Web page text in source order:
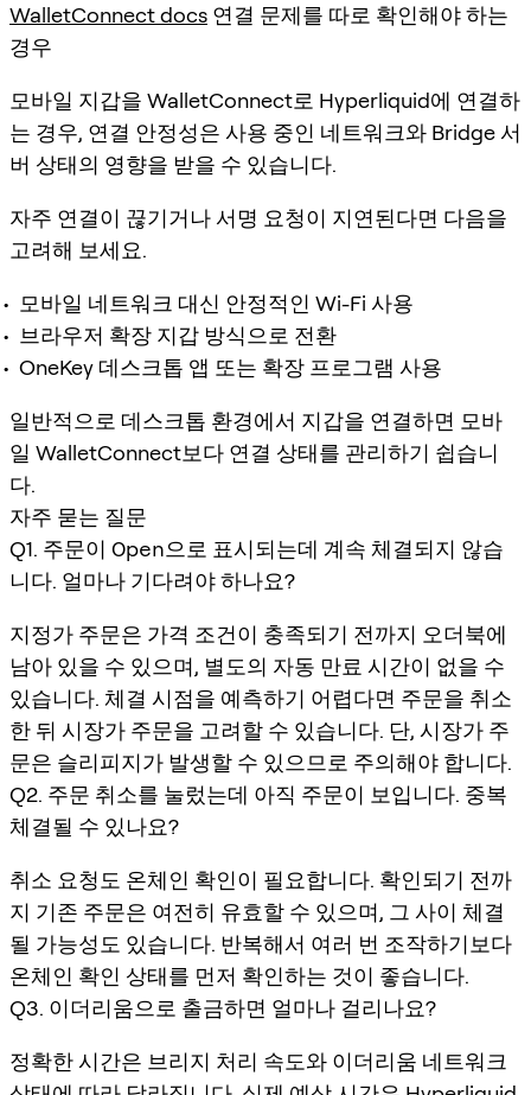
WalletConnect docs 연결 문제를 따로 확인해야 하는
경우
모바일 지갑을 WalletConnect로 Hyperliquid에 연결하
는 경우, 연결 안정성은 사용 중인 네트워크와 Bridge 서
버 상태의 영향을 받을 수 있습니다.
자주 연결이 끊기거나 서명 요청이 지연된다면 다음을
고려해 보세요.
모바일 네트워크 대신 안정적인 Wi-Fi 사용
브라우저 확장 지갑 방식으로 전환
OneKey 데스크톱 앱 또는 확장 프로그램 사용
일반적으로 데스크톱 환경에서 지갑을 연결하면 모바
일 WalletConnect보다 연결 상태를 관리하기 쉽습니
다.
자주 묻는 질문
Q1. 주문이 Open으로 표시되는데 계속 체결되지 않습
니다. 얼마나 기다려야 하나요?
지정가 주문은 가격 조건이 충족되기 전까지 오더북에
남아 있을 수 있으며, 별도의 자동 만료 시간이 없을 수
있습니다. 체결 시점을 예측하기 어렵다면 주문을 취소
한 뒤 시장가 주문을 고려할 수 있습니다. 단, 시장가 주
문은 슬리피지가 발생할 수 있으므로 주의해야 합니다.
Q2. 주문 취소를 눌렀는데 아직 주문이 보입니다. 중복
체결될 수 있나요?
취소 요청도 온체인 확인이 필요합니다. 확인되기 전까
지 기존 주문은 여전히 유효할 수 있으며, 그 사이 체결
될 가능성도 있습니다. 반복해서 여러 번 조작하기보다
온체인 확인 상태를 먼저 확인하는 것이 좋습니다.
Q3. 이더리움으로 출금하면 얼마나 걸리나요?
정확한 시간은 브리지 처리 속도와 이더리움 네트워크